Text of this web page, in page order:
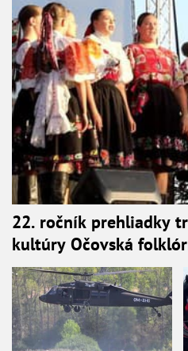
22. ročník prehliadky
kultúry Očovská